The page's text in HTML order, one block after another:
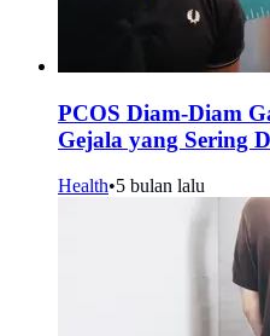
PCOS Diam-Diam
Gejala yang Sering
Health•5 bulan lalu